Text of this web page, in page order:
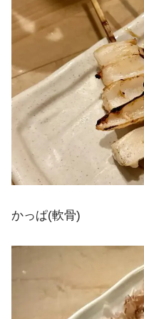
かっぱ(軟骨)